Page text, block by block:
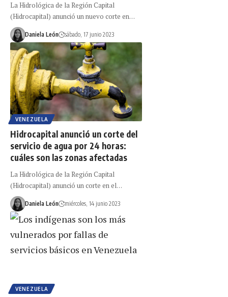
La Hidrológica de la Región Capital
(Hidrocapital) anunció un nuevo corte en…
Daniela León sábado, 17 junio 2023
VENEZUELA
Hidrocapital anunció un corte del
servicio de agua por 24 horas:
cuáles son las zonas afectadas
La Hidrológica de la Región Capital
(Hidrocapital) anunció un corte en el…
Daniela León miércoles, 14 junio 2023
VENEZUELA